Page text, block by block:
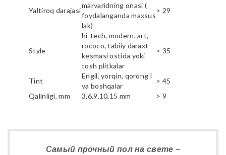
Yaltiroq darajasi
marvaridning onasi (
foydalanganda maxsus
lak)
> 29
Style
hi-tech, modern, art,
rococo, tabiiy daraxt
kesmasi ostida yoki
tosh plitkalar
> 35
Tint
Engil, yorqin, qorong'i
va boshqalar
> 45
Qalinligi, mm
3,6,9,10,15 mm > 9
Самый прочный пол на свете –